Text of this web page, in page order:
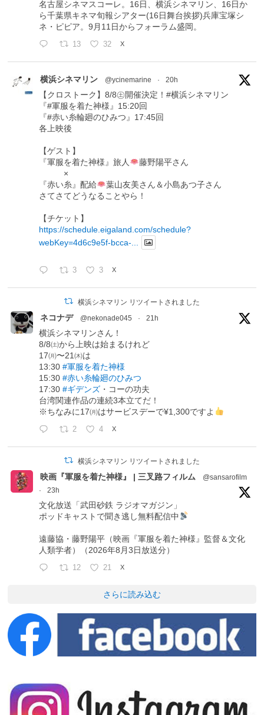
名古屋シネマスコーレ。16日、横浜シネマリン、16日か
ら千葉県キネマ旬報シアター(16日舞台挨拶)兵庫宝塚シ
ネ・ピピア。9月11日からフォーラム盛岡。
13 32 X
横浜シネマリン @ycinemarine · 20h
【クロストーク】8/8㊏開催決定！#横浜シネマリン
『#軍服を着た神様』15:20回
『#赤い糸輪廻のひみつ』17:45回
各上映後
【ゲスト】
『軍服を着た神様』旅人
藤野陽平さん
×
『赤い糸』配給
葉山友美さん＆小島あつ子さん
さてさてどうなることやら！
【チケット】
https://schedule.eigaland.com/schedule?
webKey=4d6c9e5f-bcca-...
3 3 X
横浜シネマリン リツイートされました
ネコナデ @nekonade045 · 21h
横浜シネマリンさん！
8/8㈯から上映は始まるけれど
17㈪〜21㈭は
13:30#軍服を着た神様
15:30#赤い糸輪廻のひみつ
17:30#ギデンズ ・コーの功夫
台湾関連作品の連続3本立てだ！
※ちなみに17㈪はサービスデーで¥1,300ですよ
2 4 X
横浜シネマリン リツイートされました
映画『軍服を着た神様』 | 三叉路フィルム
@sansarofilm
·
23h
文化放送「武田砂鉄 ラジオマガジン」
ポッドキャストで聞き逃し無料配信中
遠藤協・藤野陽平（映画『軍服を着た神様』監督＆文化
人類学者）（2026年8月3日放送分）
12 21 X
さらに読み込む